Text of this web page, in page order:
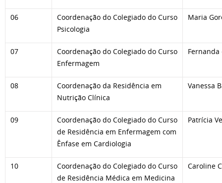
06
Coordenação do Colegiado do Curso
Psicologia
Maria
07
Coordenação do Colegiado do Curso
Enfermagem
Fernanda
08
Coordenação da Residência em
Nutrição Clínica
Vanessa
09
Coordenação do Colegiado do Curso
de Residência em Enfermagem com
Ênfase em Cardiologia
Patrícia
10
Coordenação do Colegiado do Curso
de Residência Médica em Medicina
Caroline